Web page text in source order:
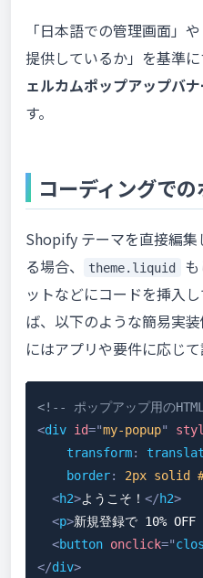
「日本語での管理画面」
提供しているか」を基準
ェルカムポップアップバナ
す。
コーディングで
Shopify テーマを直接編
る場合、
theme.liquid
ットなどにコードを挿入
ば、以下のような簡易実
にはアプリや要件に応じ
<!-- ポップアップ用の
<div id="my-popup"
transform:
border: 2px solid
<h2>ようこそ！ </h2>
<p>新規登録で 10% OFF
<button onclick="
</div>